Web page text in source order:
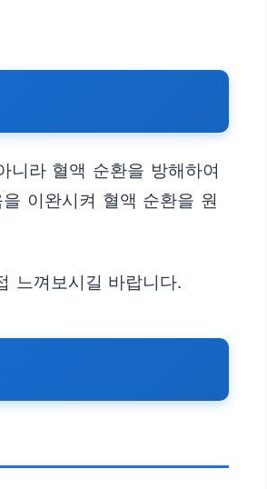
니라 혈액 순환을 방해하여
이완시켜 혈액 순환을 원
느껴보시길 바랍니다.